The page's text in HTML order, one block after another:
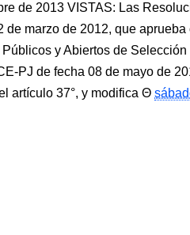
de 2013 VISTAS: Las
de marzo de 2012, que
y Abiertos de
PJ de fecha 08 de mayo de
artículo 37°, y modifica